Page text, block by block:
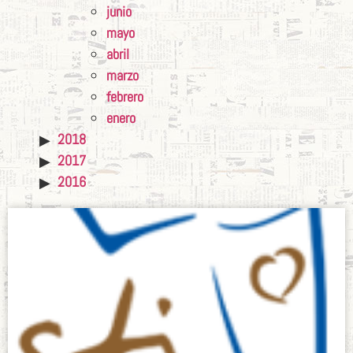
junio
mayo
abril
marzo
febrero
enero
2018
2017
2016